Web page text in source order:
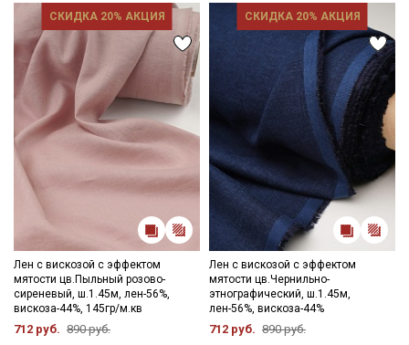
СКИДКА 20% АКЦИЯ
Лен с вискозой с эффектом
мятости цв.Пыльный розово-
сиреневый, ш.1.45м, лен-56%,
вискоза-44%, 145гр/м.кв
712 руб. 890 руб.
СКИДКА 20% АКЦИЯ
Лен с вискозой с эффектом
мятости цв.Чернильно-
этнографический, ш.1.45м,
лен-56%, вискоза-44%
712 руб. 890 руб.